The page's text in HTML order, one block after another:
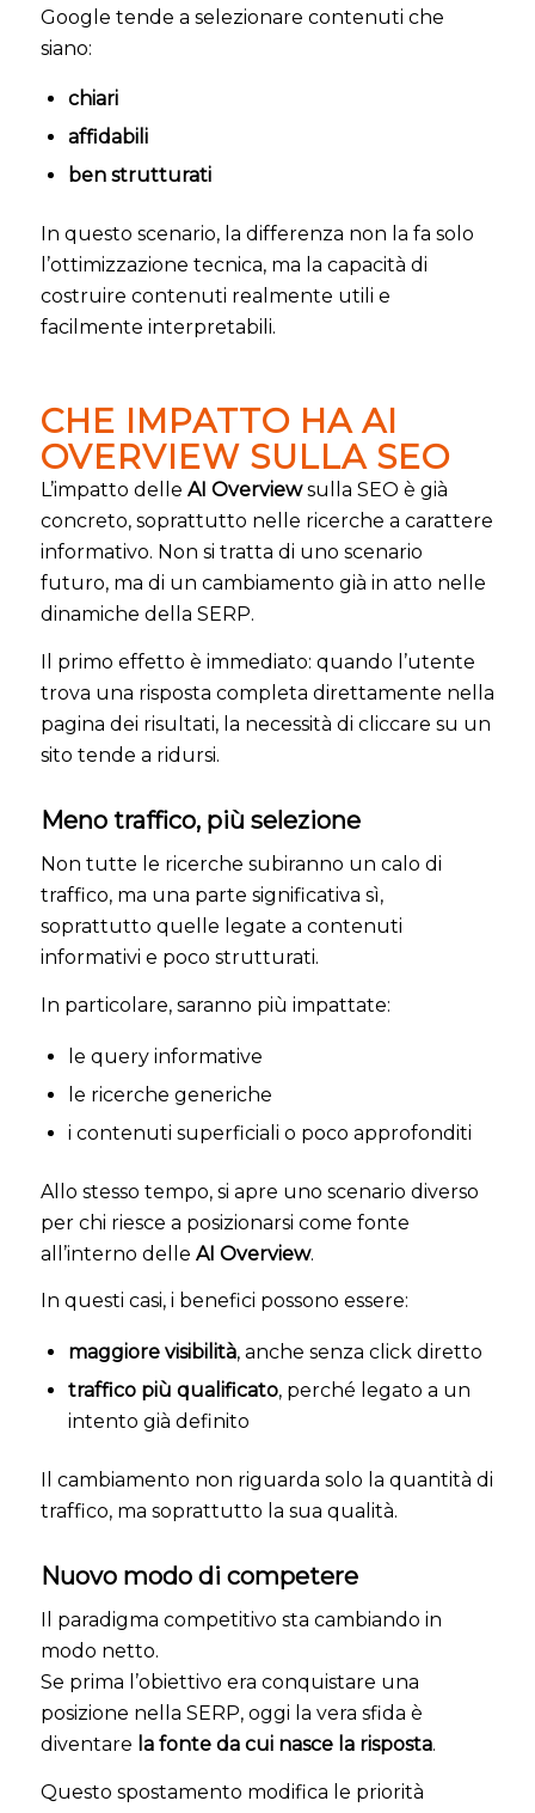
Google tende a selezionare contenuti che
siano:
chiari
affidabili
ben strutturati
In questo scenario, la differenza non la fa solo
l’ottimizzazione tecnica, ma la capacità di
costruire contenuti realmente utili e
facilmente interpretabili.
CHE IMPATTO HA AI
OVERVIEW SULLA SEO
L’impatto delle AI Overviewsulla SEO è già
concreto, soprattutto nelle ricerche a carattere
informativo. Non si tratta di uno scenario
futuro, ma di un cambiamento già in atto nelle
dinamiche della SERP.
Il primo effetto è immediato: quando l’utente
trova una risposta completa direttamente nella
pagina dei risultati, la necessità di cliccare su un
sito tende a ridursi.
Meno traffico, più selezione
Non tutte le ricerche subiranno un calo di
traffico, ma una parte significativa sì,
soprattutto quelle legate a contenuti
informativi e poco strutturati.
In particolare, saranno più impattate:
le query informative
le ricerche generiche
i contenuti superficiali o poco approfonditi
Allo stesso tempo, si apre uno scenario diverso
per chi riesce a posizionarsi come fonte
all’interno delle AI Overview.
In questi casi, i benefici possono essere:
maggiore visibilità, anche senza click diretto
traffico più qualificato, perché legato a un
intento già definito
Il cambiamento non riguarda solo la quantità di
traffico, ma soprattutto la sua qualità.
Nuovo modo di competere
Il paradigma competitivo sta cambiando in
modo netto.
Se prima l’obiettivo era conquistare una
posizione nella SERP, oggi la vera sfida è
diventare la fonte da cui nasce la risposta.
Questo spostamento modifica le priorità